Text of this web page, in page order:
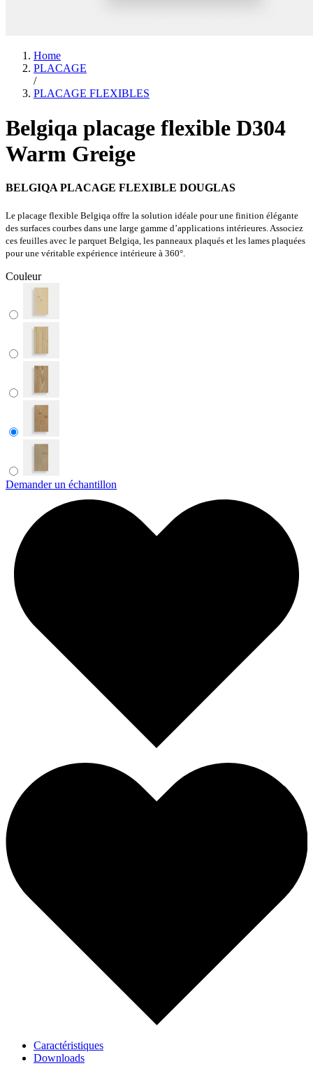
Home
PLACAGE
/
PLACAGE FLEXIBLES
Belgiqa placage flexible D304
Warm Greige
BELGIQA PLACAGE FLEXIBLE DOUGLAS
Le placage flexible Belgiqa offre la solution idéale pour une finition élégante
des surfaces courbes dans une large gamme d’applications intérieures. Associez
ces feuilles avec le parquet Belgiqa, les panneaux plaqués et les lames plaquées
pour une véritable expérience intérieure à 360°.
Couleur
Demander un échantillon
Caractéristiques
Downloads